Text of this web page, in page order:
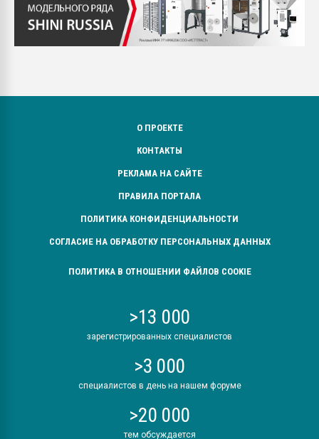
О ПРОЕКТЕ
КОНТАКТЫ
РЕКЛАМА НА САЙТЕ
ПРАВИЛА ПОРТАЛА
ПОЛИТИКА КОНФИДЕНЦИАЛЬНОСТИ
СОГЛАСИЕ НА ОБРАБОТКУ ПЕРСОНАЛЬНЫХ ДАННЫХ
ПОЛИТИКА В ОТНОШЕНИИ ФАЙЛОВ COOKIE
>13 000
зарегистрированных специалистов
>3 000
специалистов в день на нашем форуме
>20 000
тем обсуждается